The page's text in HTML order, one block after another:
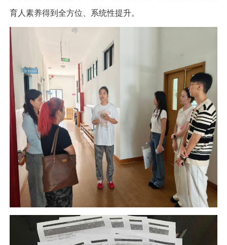
育人素养得到全方位、系统性提升。